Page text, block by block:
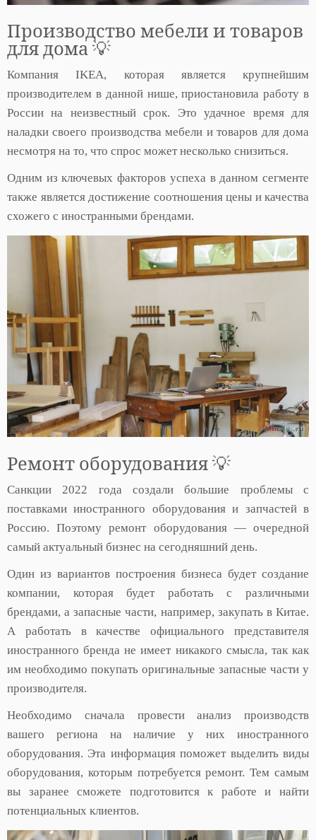
Производство мебели и товаров
для дома 💡
Компания IKEA, которая является крупнейшим
производителем в данной нише, приостановила работу в
России на неизвестный срок. Это удачное время для
наладки своего производства мебели и товаров для дома
несмотря на то, что спрос может несколько снизиться.
Одним из ключевых факторов успеха в данном сегменте
также является достижение соотношения цены и качества
схожего с иностранными брендами.
Ремонт оборудования 💡
Санкции 2022 года создали большие проблемы с
поставками иностранного оборудования и запчастей в
Россию. Поэтому ремонт оборудования — очередной
самый актуальный бизнес на сегодняшний день.
Один из вариантов построения бизнеса будет создание
компании, которая будет работать с различными
брендами, а запасные части, например, закупать в Китае.
А работать в качестве официального представителя
иностранного бренда не имеет никакого смысла, так как
им необходимо покупать оригинальные запасные части у
производителя.
Необходимо сначала провести анализ производств
вашего региона на наличие у них иностранного
оборудования. Эта информация поможет выделить виды
оборудования, которым потребуется ремонт. Тем самым
вы заранее сможете подготовится к работе и найти
потенциальных клиентов.